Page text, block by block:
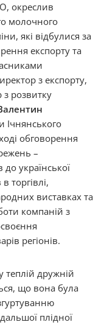
окреслив
молочного
які відбулися за
експорту та
з експорту,
з розвитку
Ічнянського
обговорення
–
української
торгівлі,
виставках та
компаній з
регіонів.
теплій дружній
що вона була
плідної